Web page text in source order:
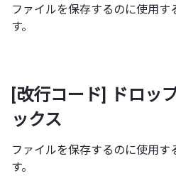
ファイルを保存するのに使用す
す。
[改行コード] ドロッ
ックス
ファイルを保存するのに使用す
す。